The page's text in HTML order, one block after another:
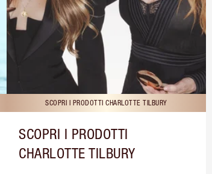
SCOPRI I PRODOTTI CHARLOTTE TILBURY
SCOPRI I PRODOTTI
CHARLOTTE TILBURY